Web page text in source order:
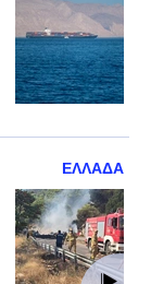
ΕΛΛΑΔΑ